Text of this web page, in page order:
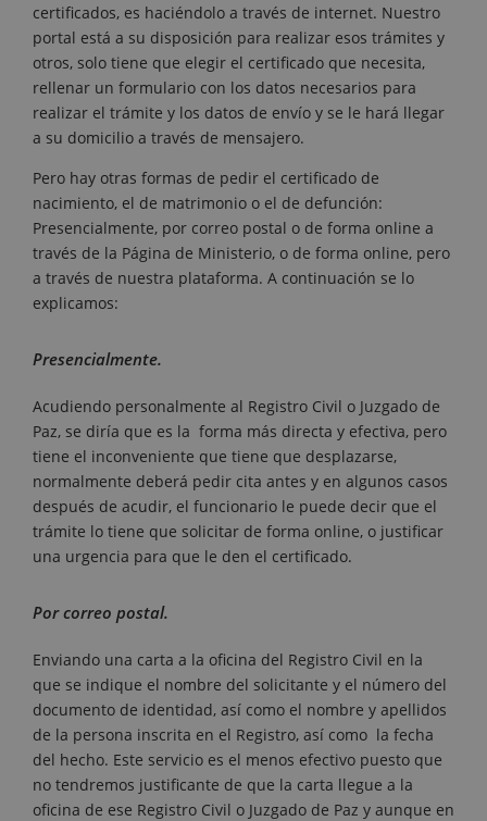
certificados, es haciéndolo a través de internet. Nuestro
portal está a su disposición para realizar esos trámites y
otros, solo tiene que elegir el certificado que necesita,
rellenar un formulario con los datos necesarios para
realizar el trámite y los datos de envío y se le hará llegar
a su domicilio a través de mensajero.
Pero hay otras formas de pedir el certificado de
nacimiento, el de matrimonio o el de defunción:
Presencialmente, por correo postal o de forma online a
través de la Página de Ministerio, o de forma online, pero
a través de nuestra plataforma. A continuación se lo
explicamos:
Presencialmente.
Acudiendo personalmente al Registro Civil o Juzgado de
Paz, se diría que es la forma más directa y efectiva, pero
tiene el inconveniente que tiene que desplazarse,
normalmente deberá pedir cita antes y en algunos casos
después de acudir, el funcionario le puede decir que el
trámite lo tiene que solicitar de forma online, o justificar
una urgencia para que le den el certificado.
Por correo postal.
Enviando una carta a la oficina del Registro Civil en la
que se indique el nombre del solicitante y el número del
documento de identidad, así como el nombre y apellidos
de la persona inscrita en el Registro, así como la fecha
del hecho. Este servicio es el menos efectivo puesto que
no tendremos justificante de que la carta llegue a la
oficina de ese Registro Civil o Juzgado de Paz y aunque en